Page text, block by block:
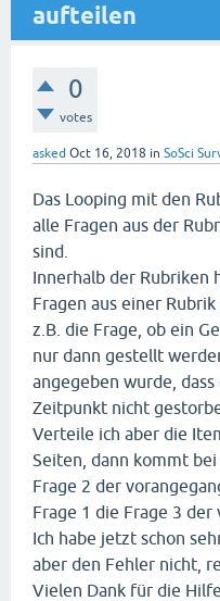
aufteilen
0
votes
asked Oct 16, 2018 in SoSci
Das Looping mit den
alle Fragen aus der
sind.
Innerhalb der Rubriken
Fragen aus einer
z.B. die Frage, ob ein
nur dann gestellt
angegeben wurde,
Zeitpunkt nicht
Verteile ich aber die
Seiten, dann kommt
Frage 2 der
Frage 1 die Frage 3 der
Ich habe jetzt schon
aber den Fehler nicht,
Vielen Dank für die